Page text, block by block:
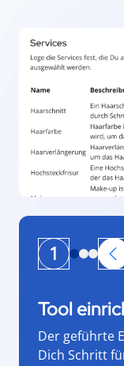
1
Tool
Der geführte
Dich Schritt